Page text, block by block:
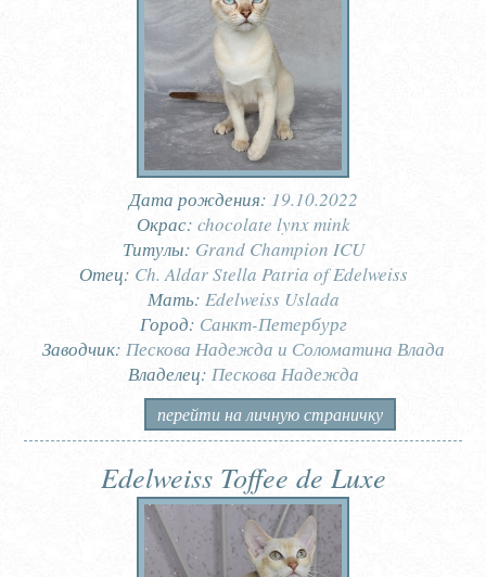
Дата рождения: 19.10.2022
Окрас: chocolate lynx mink
Титулы: Grand Champion ICU
Отец: Ch. Aldar Stella Patria of Edelweiss
Мать: Edelweiss Uslada
Город: Санкт-Петербург
Заводчик: Пескова Надежда и Соломатина Влада
Владелец: Пескова Надежда
перейти на личную страничку
Edelweiss Toffee de Luxe